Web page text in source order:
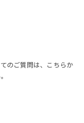
のご質問は、こちらか